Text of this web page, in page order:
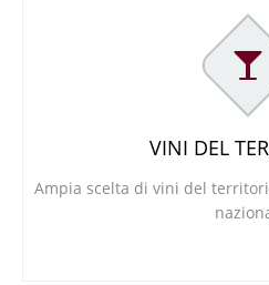
VINI DEL
Ampia scelta di vini del